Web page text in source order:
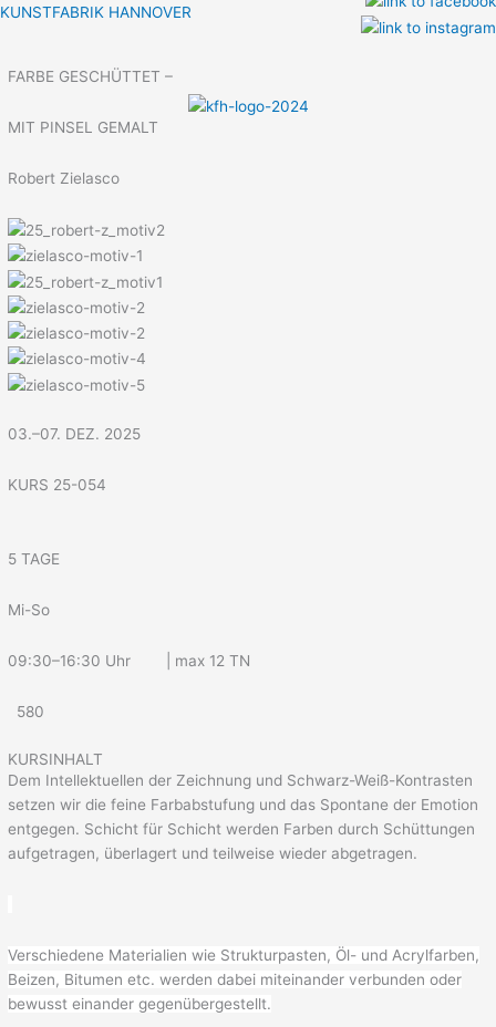
Zum
KUNSTFABRIK HANNOVER
FARBE GESCHÜTTET –
MIT PINSEL GEMALT
Robert Zielasco
03.–07. DEZ. 2025
KURS 25-054
5 TAGE
Mi-So
09:30–16:30 Uhr | max 12 TN
580
KURSINHALT
Dem Intellektuellen der Zeichnung und Schwarz-Weiß-Kontrasten
setzen wir die feine Farbabstufung und das Spontane der Emotion
entgegen. Schicht für Schicht werden Farben durch Schüttungen
aufgetragen, überlagert und teilweise wieder abgetragen.
Verschiedene Materialien wie Strukturpasten, Öl- und Acrylfarben,
Beizen, Bitumen etc. werden dabei miteinander verbunden oder
bewusst einander gegenübergestellt.